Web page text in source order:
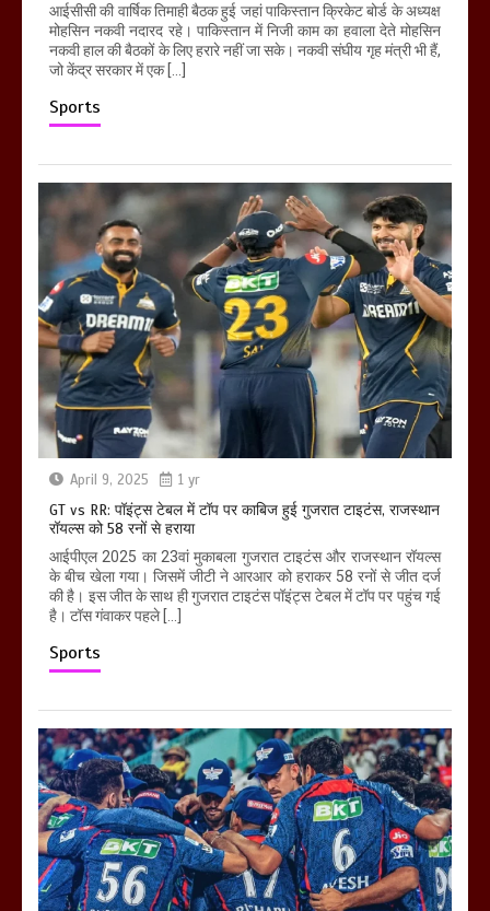
आईसीसी की वार्षिक तिमाही बैठक हुई जहां पाकिस्तान क्रिकेट बोर्ड के अध्यक्ष
मोहसिन नकवी नदारद रहे। पाकिस्तान में निजी काम का हवाला देते मोहसिन
नकवी हाल की बैठकों के लिए हरारे नहीं जा सके। नकवी संघीय गृह मंत्री भी हैं,
जो केंद्र सरकार में एक […]
Sports
April 9, 2025 1 yr
GT vs RR: पॉइंट्स टेबल में टॉप पर काबिज हुई गुजरात टाइटंस, राजस्थान
रॉयल्स को 58 रनों से हराया
आईपीएल 2025 का 23वां मुकाबला गुजरात टाइटंस और राजस्थान रॉयल्स
के बीच खेला गया। जिसमें जीटी ने आरआर को हराकर 58 रनों से जीत दर्ज
की है। इस जीत के साथ ही गुजरात टाइटंस पॉइंट्स टेबल में टॉप पर पहुंच गई
है। टॉस गंवाकर पहले […]
Sports